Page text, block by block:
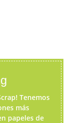
Tenemos
más
papeles de